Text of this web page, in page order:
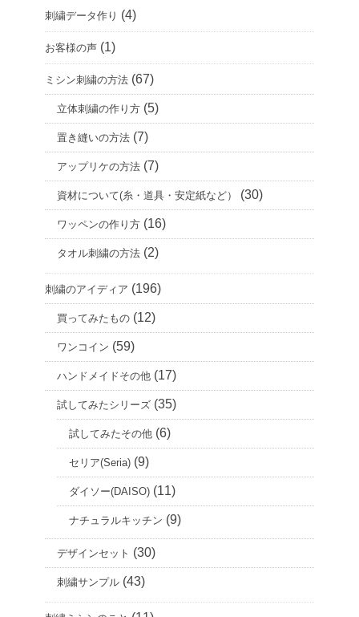
ブ
刺繍データ作り (4)
お客様の声 (1)
ミシン刺繍の方法 (67)
立体刺繍の作り方 (5)
置き縫いの方法 (7)
アップリケの方法 (7)
資材について(糸・道具・安定紙など） (30)
ワッペンの作り方 (16)
タオル刺繍の方法 (2)
刺繍のアイディア (196)
買ってみたもの (12)
ワンコイン (59)
ハンドメイドその他 (17)
試してみたシリーズ (35)
試してみたその他 (6)
セリア(Seria) (9)
ダイソー(DAISO) (11)
ナチュラルキッチン (9)
デザインセット (30)
刺繍サンプル (43)